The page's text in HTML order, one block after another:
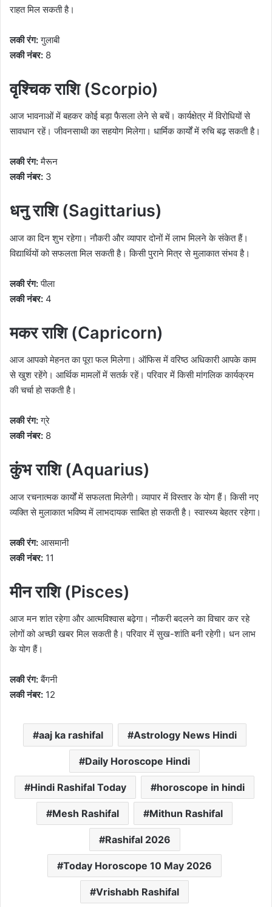
राहत मिल सकती है।
लकी रंग:गुलाबी
लकी नंबर: 8
वृश्चिक राशि (Scorpio)
आज भावनाओं में बहकर कोई बड़ा फैसला लेने से बचें। कार्यक्षेत्र में विरोधियों से
सावधान रहें। जीवनसाथी का सहयोग मिलेगा। धार्मिक कार्यों में रुचि बढ़ सकती है।
लकी रंग:मैरून
लकी नंबर: 3
धनु राशि (Sagittarius)
आज का दिन शुभ रहेगा। नौकरी और व्यापार दोनों में लाभ मिलने के संकेत हैं।
विद्यार्थियों को सफलता मिल सकती है। किसी पुराने मित्र से मुलाकात संभव है।
लकी रंग:पीला
लकी नंबर: 4
मकर राशि (Capricorn)
आज आपको मेहनत का पूरा फल मिलेगा। ऑफिस में वरिष्ठ अधिकारी आपके काम
से खुश रहेंगे। आर्थिक मामलों में सतर्क रहें। परिवार में किसी मांगलिक कार्यक्रम
की चर्चा हो सकती है।
लकी रंग:ग्रे
लकी नंबर: 8
कुंभ राशि (Aquarius)
आज रचनात्मक कार्यों में सफलता मिलेगी। व्यापार में विस्तार के योग हैं। किसी नए
व्यक्ति से मुलाकात भविष्य में लाभदायक साबित हो सकती है। स्वास्थ्य बेहतर रहेगा।
लकी रंग: आसमानी
लकी नंबर: 11
मीन राशि (Pisces)
आज मन शांत रहेगा और आत्मविश्वास बढ़ेगा। नौकरी बदलने का विचार कर रहे
लोगों को अच्छी खबर मिल सकती है। परिवार में सुख-शांति बनी रहेगी। धन लाभ
के योग हैं।
लकी रंग:बैंगनी
लकी नंबर: 12
aaj ka rashifal Astrology News Hindi
Daily Horoscope Hindi
Hindi Rashifal Today horoscope in hindi
Mesh Rashifal Mithun Rashifal
Rashifal 2026
Today Horoscope 10 May 2026
Vrishabh Rashifal